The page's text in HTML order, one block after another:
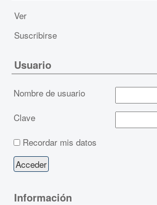
Ver
Suscribirse
Usuario
Nombre de usuario
Clave
Recordar mis datos
Información